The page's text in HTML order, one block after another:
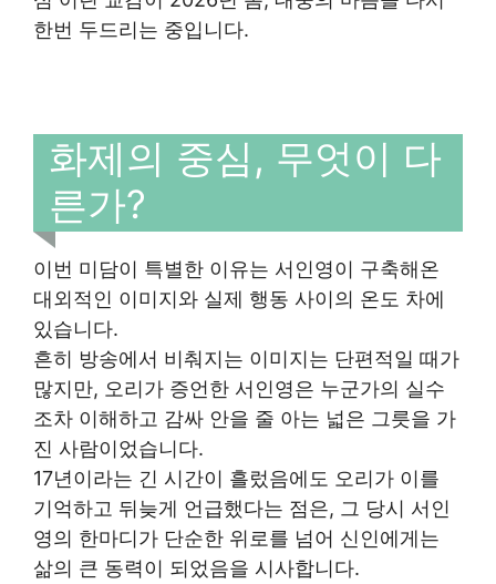
한번 두드리는 중입니다.
화제의 중심, 무엇이 다
른가?
이번 미담이 특별한 이유는 서인영이 구축해온
대외적인 이미지와 실제 행동 사이의 온도 차에
있습니다.
흔히 방송에서 비춰지는 이미지는 단편적일 때가
많지만, 오리가 증언한 서인영은 누군가의 실수
조차 이해하고 감싸 안을 줄 아는 넓은 그릇을 가
진 사람이었습니다.
17년이라는 긴 시간이 흘렀음에도 오리가 이를
기억하고 뒤늦게 언급했다는 점은, 그 당시 서인
영의 한마디가 단순한 위로를 넘어 신인에게는
삶의 큰 동력이 되었음을 시사합니다.